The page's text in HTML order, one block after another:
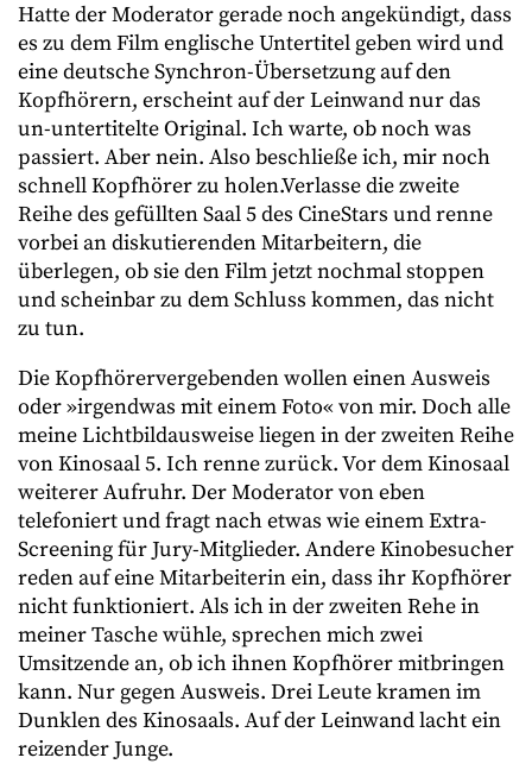
Hatte der Moderator gerade noch angekündigt, dass
es zu dem Film englische Untertitel geben wird und
eine deutsche Synchron-Übersetzung auf den
Kopfhörern, erscheint auf der Leinwand nur das
un-untertitelte Original. Ich warte, ob noch was
passiert. Aber nein. Also beschließe ich, mir noch
schnell Kopfhörer zu holen.Verlasse die zweite
Reihe des gefüllten Saal 5 des CineStars und renne
vorbei an diskutierenden Mitarbeitern, die
überlegen, ob sie den Film jetzt nochmal stoppen
und scheinbar zu dem Schluss kommen, das nicht
zu tun.
Die Kopfhörervergebenden wollen einen Ausweis
oder »irgendwas mit einem Foto« von mir. Doch alle
meine Lichtbildausweise liegen in der zweiten Reihe
von Kinosaal 5. Ich renne zurück. Vor dem Kinosaal
weiterer Aufruhr. Der Moderator von eben
telefoniert und fragt nach etwas wie einem Extra-
Screening für Jury-Mitglieder. Andere Kinobesucher
reden auf eine Mitarbeiterin ein, dass ihr Kopfhörer
nicht funktioniert. Als ich in der zweiten Rehe in
meiner Tasche wühle, sprechen mich zwei
Umsitzende an, ob ich ihnen Kopfhörer mitbringen
kann. Nur gegen Ausweis. Drei Leute kramen im
Dunklen des Kinosaals. Auf der Leinwand lacht ein
reizender Junge.